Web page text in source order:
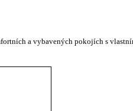
a vybavených pokojích s